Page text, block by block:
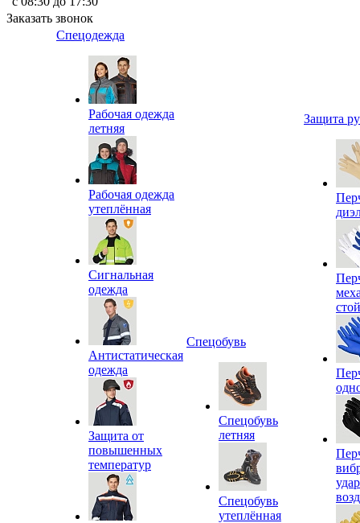
Заказать звонок
Спецодежда
Рабочая одежда
летняя
Рабочая одежда
утеплённая
Сигнальная
одежда
Антистатическая
одежда
Защита от
повышенных
температур
Спецобувь
Спецобувь
летняя
Спецобувь
утеплённая
Защита